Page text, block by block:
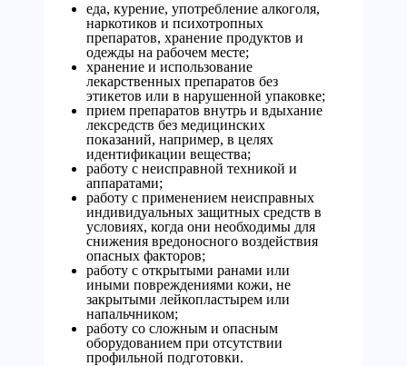
еда, курение, употребление алкоголя,
наркотиков и психотропных
препаратов, хранение продуктов и
одежды на рабочем месте;
хранение и использование
лекарственных препаратов без
этикетов или в нарушенной упаковке;
прием препаратов внутрь и вдыхание
лексредств без медицинских
показаний, например, в целях
идентификации вещества;
работу с неисправной техникой и
аппаратами;
работу с применением неисправных
индивидуальных защитных средств в
условиях, когда они необходимы для
снижения вредоносного воздействия
опасных факторов;
работу с открытыми ранами или
иными повреждениями кожи, не
закрытыми лейкопластырем или
напальчником;
работу со сложным и опасным
оборудованием при отсутствии
профильной подготовки.